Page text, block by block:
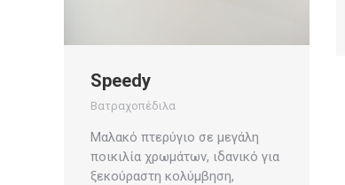
Speedy
Βατραχοπέδιλα
Μαλακό πτερύγιο σε μεγάλη
ποικιλία χρωμάτων, ιδανικό για
ξεκούραστη κολύμβηση,